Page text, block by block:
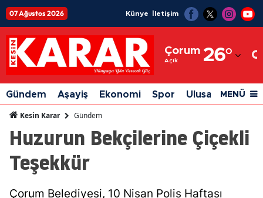
07 Ağustos 2026 Künye İletişim
Çorum
Açık 26°
Adıyaman
Afyonkarahisar
Ağrı
Amasya
Gündem Aşayiş Ekonomi Spor Ulusal Siyaset
MENÜ
Kesin Karar Gündem
Huzurun Bekçilerine Çiçekli
Teşekkür
Çorum Belediyesi, 10 Nisan Polis Haftası